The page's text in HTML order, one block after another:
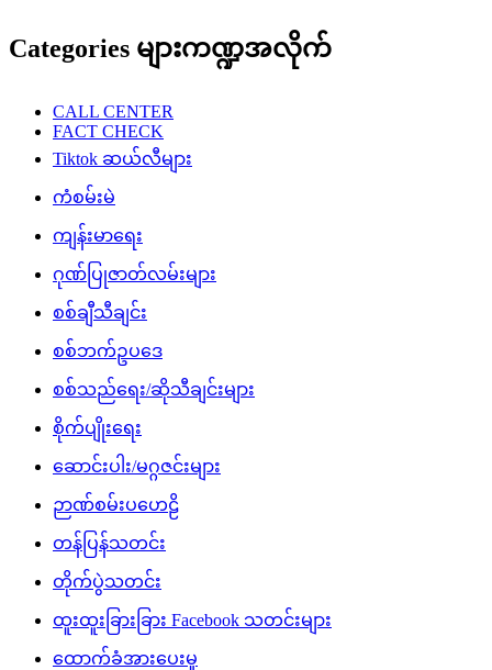
Categories များကဏ္ဍအလိုက်
CALL CENTER
FACT CHECK
Tiktok ဆယ်လီများ
ကံစမ်းမဲ
ကျန်းမာရေး
ဂုဏ်ပြုဇာတ်လမ်းများ
စစ်ချီသီချင်း
စစ်ဘက်ဥပဒေ
စစ်သည်ရေး/ဆိုသီချင်းများ
စိုက်ပျိုးရေး
ဆောင်းပါး/မဂ္ဂဇင်းများ
ဉာဏ်စမ်းပဟေဠိ
တန်ပြန်သတင်း
တိုက်ပွဲသတင်း
ထူးထူးခြားခြား Facebook သတင်းများ
ထောက်ခံအားပေးမှု